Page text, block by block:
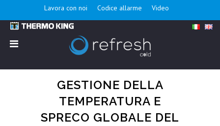
Lavora con noi Codice allarme Video
GESTIONE DELLA
TEMPERATURA E
SPRECO GLOBALE DEL